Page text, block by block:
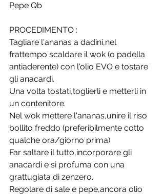
Pepe Qb
PROCEDIMENTO :
Tagliare l'ananas a dadini,nel
frattempo scaldare il wok (o padella
antiaderente) con l'olio EVO e tostare
gli anacardi.
Una volta tostati,toglierli e metterli in
un contenitore.
Nel wok mettere l'ananas,unire il riso
bollito freddo (preferibilmente cotto
qualche ora/giorno prima)
Far saltare il tutto,incorporare gli
anacardi e si profuma con una
grattugiata di zenzero.
Regolare di sale e pepe,ancora olio